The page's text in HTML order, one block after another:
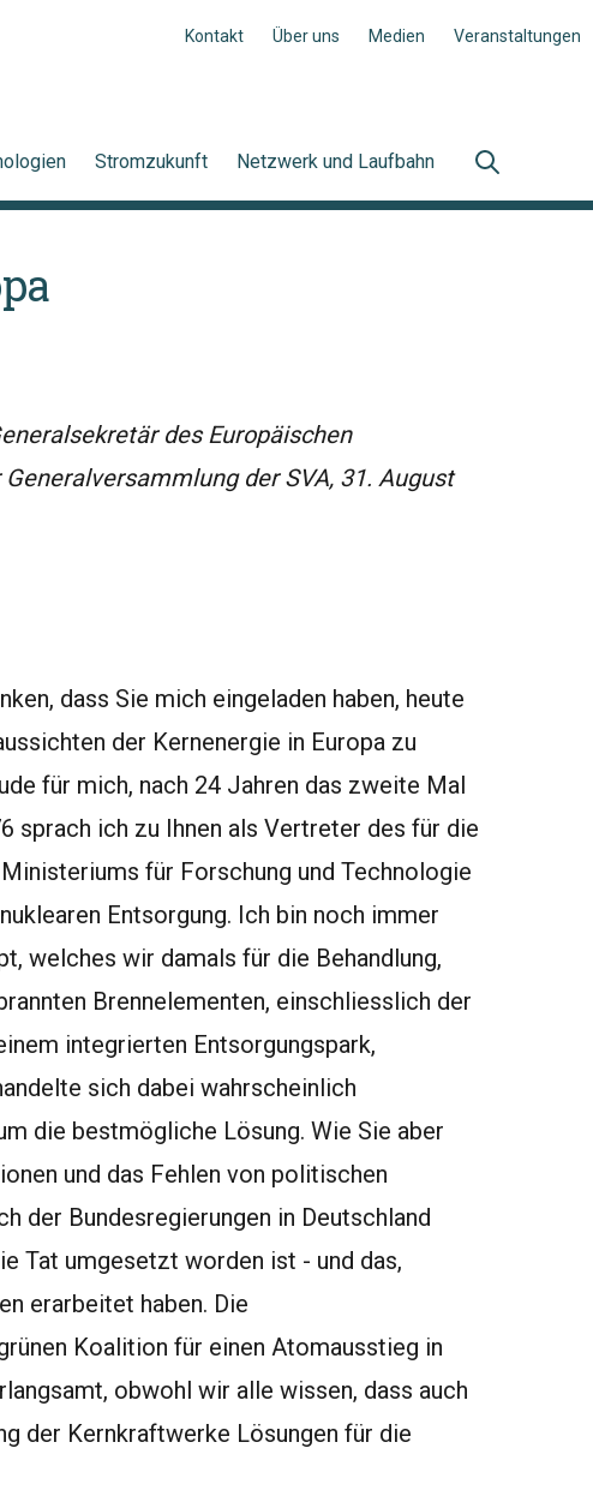
Kontakt Über uns Medien Veranstaltungen
Stromzukunft Netzwerk und Laufbahn
des Europäischen
der SVA, 31. August
dass Sie mich eingeladen haben, heute
der Kernenergie in Europa zu
für mich, nach 24 Jahren das zweite Mal
sprach ich zu Ihnen als Vertreter des für die
für Forschung und Technologie
Entsorgung. Ich bin noch immer
welches wir damals für die Behandlung,
Brennelementen, einschliesslich der
integrierten Entsorgungspark,
sich dabei wahrscheinlich
die bestmögliche Lösung. Wie Sie aber
und das Fehlen von politischen
der Bundesregierungen in Deutschland
Tat umgesetzt worden ist - und das,
erarbeitet haben. Die
Koalition für einen Atomausstieg in
obwohl wir alle wissen, dass auch
der Kernkraftwerke Lösungen für die